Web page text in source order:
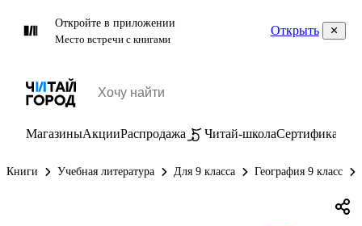
Откройте в приложении
Место встречи с книгами
Открыть
МагазиныАкцииРаспродажа Читай-школаСертификаты
Книги Учебная литература Для 9 класса География 9 класс